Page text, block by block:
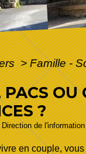
> Famille -
OU
?
de
en couple,